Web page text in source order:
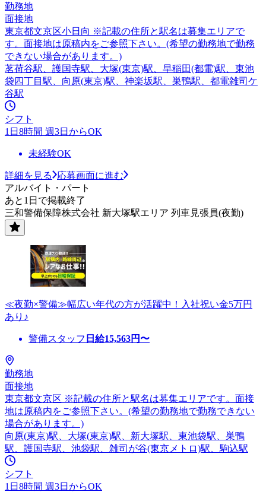
勤務地
面接地
東京都文京区小日向 ※記載の住所と駅名は募集エリアで
す。面接地は原稿内をご参照下さい。(希望の勤務地で勤務
できない場合があります。)
茗荷谷駅、護国寺駅、大塚(東京)駅、早稲田(都電)駅、東池
袋四丁目駅、向原(東京)駅、神楽坂駅、巣鴨駅、都電雑司ケ
谷駅
シフト
1日8時間 週3日からOK
未経験OK
詳細を見る
応募画面に進む
アルバイト・パート
あと1日で掲載終了
三和警備保障株式会社 新大塚駅エリア 列車見張員(夜勤)
≪夜勤×警備≫幅広い年代の方が活躍中！入社祝い金5万円
あり♪
警備スタッフ 日給15,563円〜
勤務地
面接地
東京都文京区 ※記載の住所と駅名は募集エリアです。面接
地は原稿内をご参照下さい。(希望の勤務地で勤務できない
場合があります。)
向原(東京)駅、大塚(東京)駅、新大塚駅、東池袋駅、巣鴨
駅、護国寺駅、池袋駅、雑司が谷(東京メトロ)駅、駒込駅
シフト
1日8時間 週3日からOK